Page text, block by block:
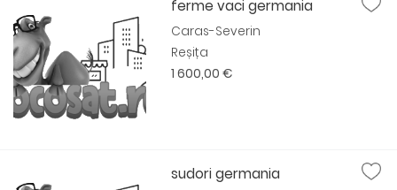
ferme vaci germania
Caras-Severin
Reșița
1 600,00 €
sudori germania